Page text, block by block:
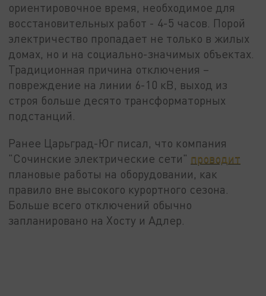
ориентировочное время, необходимое для
восстановительных работ - 4-5 часов. Порой
электричество пропадает не только в жилых
домах, но и на социально-значимых объектах.
Традиционная причина отключения –
повреждение на линии 6-10 кВ, выход из
строя больше десято трансформаторных
подстанций.
Ранее Царьград-Юг писал, что компания
"Сочинские электрические сети" проводит
плановые работы на оборудовании, как
правило вне высокого курортного сезона.
Больше всего отключений обычно
запланировано на Хосту и Адлер.